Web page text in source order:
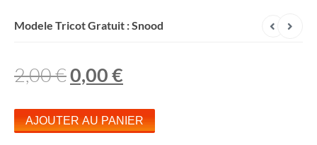
Modele Tricot Gratuit : Snood
2,00€L
P
R
0,00€
P
R
u
AJOUTER AU PANIER